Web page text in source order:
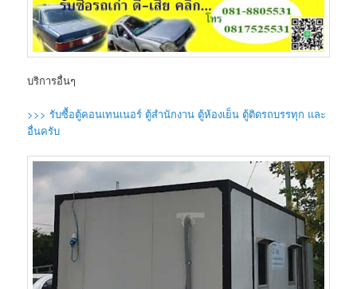
บริการอื่นๆ
>>> รับซื้อตู้คอนเทนเนอร์ ตู้สำนักงาน ตู้ห้องเย็น ตู้ติดรถบรรทุก และ
อื่นครับ